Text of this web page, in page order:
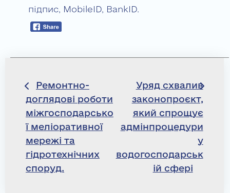
підпис, MobileID, BankID.
Навігація
записів
Ремонтно-
доглядові роботи
міжгосподарсько
ї меліоративної
мережі та
гідротехнічних
споруд.
Уряд схвалив
законопроєкт,
який спрощує
адмінпроцедури
у
водогосподарськ
ій сфері